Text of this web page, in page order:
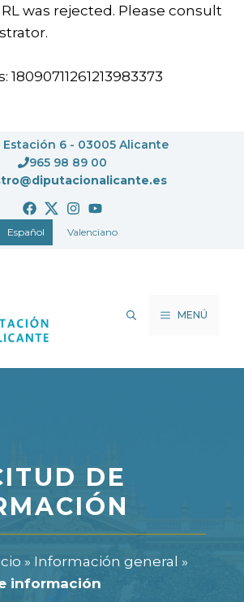
was rejected. Please consult
Estación 6 - 03005 Alicante
965 98 89 00
Español Valenciano
MENÚ
DE
» Información general »
información